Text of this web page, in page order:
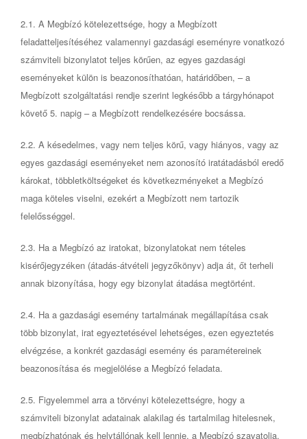
2.1. A Megbízó kötelezettsége, hogy a Megbízott
feladatteljesítéséhez valamennyi gazdasági eseményre vonatkozó
számviteli bizonylatot teljes körűen, az egyes gazdasági
eseményeket külön is beazonosíthatóan, határidőben, – a
Megbízott szolgáltatási rendje szerint legkésőbb a tárgyhónapot
követő 5. napig – a Megbízott rendelkezésére bocsássa.
2.2. A késedelmes, vagy nem teljes körű, vagy hiányos, vagy az
egyes gazdasági eseményeket nem azonosító iratátadásból eredő
károkat, többletköltségeket és következményeket a Megbízó
maga köteles viselni, ezekért a Megbízott nem tartozik
felelősséggel.
2.3. Ha a Megbízó az iratokat, bizonylatokat nem tételes
kisérőjegyzéken (átadás-átvételi jegyzőkönyv) adja át, őt terheli
annak bizonyítása, hogy egy bizonylat átadása megtörtént.
2.4. Ha a gazdasági esemény tartalmának megállapítása csak
több bizonylat, irat egyeztetésével lehetséges, ezen egyeztetés
elvégzése, a konkrét gazdasági esemény és paramétereinek
beazonosítása és megjelölése a Megbízó feladata.
2.5. Figyelemmel arra a törvényi kötelezettségre, hogy a
számviteli bizonylat adatainak alakilag és tartalmilag hitelesnek,
megbízhatónak és helytállónak kell lennie, a Megbízó szavatolja,